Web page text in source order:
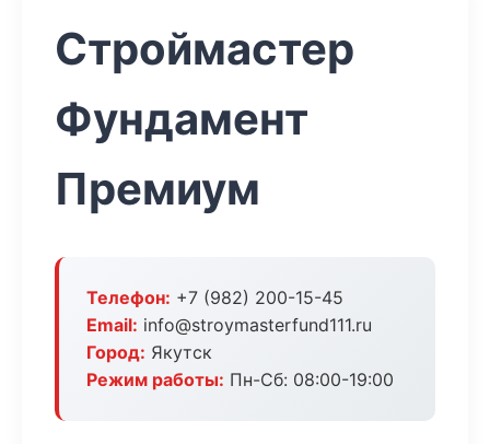
Строймастер
Фундамент
Премиум
Телефон: +7 (982) 200-15-45
Email: info@stroymasterfund111.ru
Город: Якутск
Режим работы: Пн-Сб: 08:00-19:00